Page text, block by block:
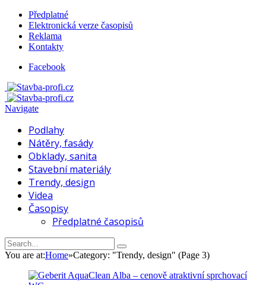
Předplatné
Elektronická verze časopisů
Reklama
Kontakty
Facebook
Navigate
Podlahy
Nátěry, fasády
Obklady, sanita
Stavební materiály
Trendy, design
Videa
Časopisy
Předplatné časopisů
You are at:Home»Category: "Trendy, design" (Page 3)